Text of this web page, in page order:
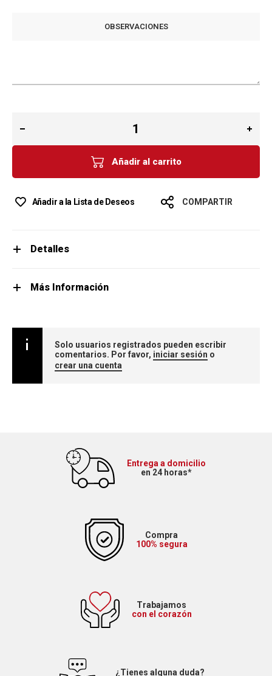
OBSERVACIONES
Añadir al carrito
Añadir a la Lista de Deseos COMPARTIR
Detalles
Más Información
Solo usuarios registrados pueden escribir
comentarios. Por favor, iniciar sesión o
crear una cuenta
Entrega a domicilio
en 24 horas*
Compra
100% segura
Trabajamos
con el corazón
¿Tienes alguna duda?